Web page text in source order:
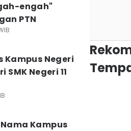
engah"
PTN
Kampus Negeri
Negeri 11
Kampus